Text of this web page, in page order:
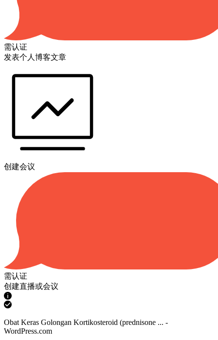
需认证
发表个人博客文章
创建会议
需认证
创建直播或会议
Obat Keras Golongan Kortikosteroid (prednisone ... -
WordPress.com